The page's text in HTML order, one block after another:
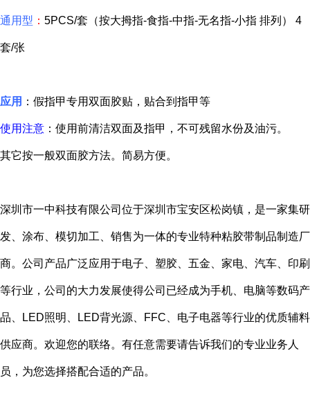
通用型 ： 5PCS/套（按大拇指-食指-中指-无名指-小指 排列） 4
套/张
应用 ：假指甲专用双面胶贴，贴合到指甲等
使用注意 ：使用前清洁双面及指甲，不可残留水份及油污。
其它按一般双面胶方法。简易方便。
深圳市一中科技有限公司位于深圳市宝安区松岗镇，是一家集研
发、涂布、模切加工、销售为一体的专业特种粘胶带制品制造厂
商。公司产品广泛应用于电子、塑胶、五金、家电、汽车、印刷
等行业，公司的大力发展使得公司已经成为手机、电脑等数码产
品、LED照明、LED背光源、FFC、电子电器等行业的优质辅料
供应商。欢迎您的联络。有任意需要请告诉我们的专业业务人
员，为您选择搭配合适的产品。